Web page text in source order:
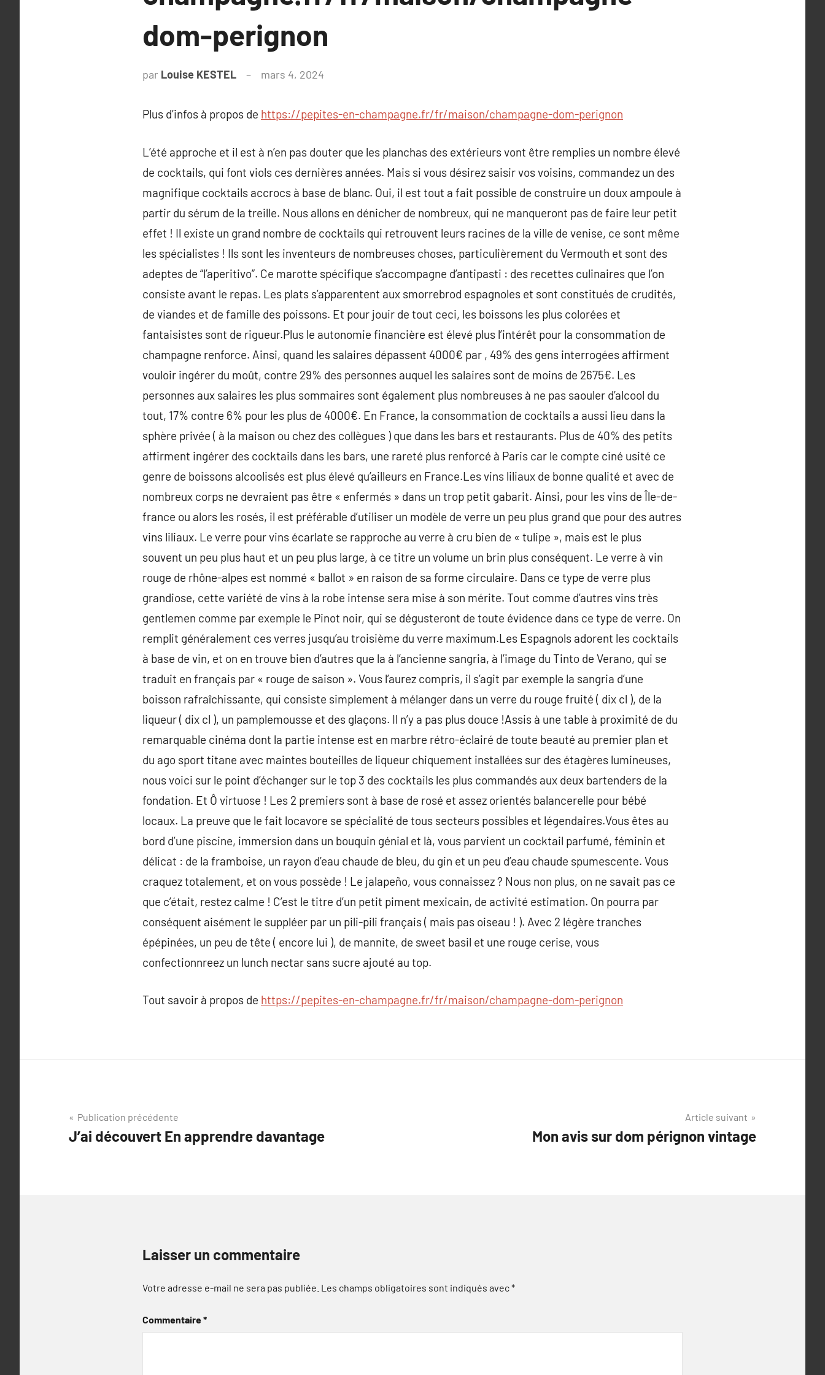
dom-perignon
par Louise KESTEL mars 4, 2024
Plus d’infos à propos de https://pepites-en-champagne.fr/fr/maison/champagne-dom-perignon
L’été approche et il est à n’en pas douter que les planchas des extérieurs vont être remplies un nombre élevé
de cocktails, qui font viols ces dernières années. Mais si vous désirez saisir vos voisins, commandez un des
magnifique cocktails accrocs à base de blanc. Oui, il est tout a fait possible de construire un doux ampoule à
partir du sérum de la treille. Nous allons en dénicher de nombreux, qui ne manqueront pas de faire leur petit
effet ! Il existe un grand nombre de cocktails qui retrouvent leurs racines de la ville de venise, ce sont même
les spécialistes ! Ils sont les inventeurs de nombreuses choses, particulièrement du Vermouth et sont des
adeptes de “l’aperitivo”. Ce marotte spécifique s’accompagne d’antipasti : des recettes culinaires que l’on
consiste avant le repas. Les plats s’apparentent aux smorrebrod espagnoles et sont constitués de crudités,
de viandes et de famille des poissons. Et pour jouir de tout ceci, les boissons les plus colorées et
fantaisistes sont de rigueur.Plus le autonomie financière est élevé plus l’intérêt pour la consommation de
champagne renforce. Ainsi, quand les salaires dépassent 4000€ par , 49% des gens interrogées affirment
vouloir ingérer du moût, contre 29% des personnes auquel les salaires sont de moins de 2675€. Les
personnes aux salaires les plus sommaires sont également plus nombreuses à ne pas saouler d’alcool du
tout, 17% contre 6% pour les plus de 4000€. En France, la consommation de cocktails a aussi lieu dans la
sphère privée ( à la maison ou chez des collègues ) que dans les bars et restaurants. Plus de 40% des petits
affirment ingérer des cocktails dans les bars, une rareté plus renforcé à Paris car le compte ciné usité ce
genre de boissons alcoolisés est plus élevé qu’ailleurs en France.Les vins liliaux de bonne qualité et avec de
nombreux corps ne devraient pas être « enfermés » dans un trop petit gabarit. Ainsi, pour les vins de Île-de-
france ou alors les rosés, il est préférable d’utiliser un modèle de verre un peu plus grand que pour des autres
vins liliaux. Le verre pour vins écarlate se rapproche au verre à cru bien de « tulipe », mais est le plus
souvent un peu plus haut et un peu plus large, à ce titre un volume un brin plus conséquent. Le verre à vin
rouge de rhône-alpes est nommé « ballot » en raison de sa forme circulaire. Dans ce type de verre plus
grandiose, cette variété de vins à la robe intense sera mise à son mérite. Tout comme d’autres vins très
gentlemen comme par exemple le Pinot noir, qui se dégusteront de toute évidence dans ce type de verre. On
remplit généralement ces verres jusqu’au troisième du verre maximum.Les Espagnols adorent les cocktails
à base de vin, et on en trouve bien d’autres que la à l’ancienne sangria, à l’image du Tinto de Verano, qui se
traduit en français par « rouge de saison ». Vous l’aurez compris, il s’agit par exemple la sangria d’une
boisson rafraîchissante, qui consiste simplement à mélanger dans un verre du rouge fruité ( dix cl ), de la
liqueur ( dix cl ), un pamplemousse et des glaçons. Il n’y a pas plus douce !Assis à une table à proximité de du
remarquable cinéma dont la partie intense est en marbre rétro-éclairé de toute beauté au premier plan et
du ago sport titane avec maintes bouteilles de liqueur chiquement installées sur des étagères lumineuses,
nous voici sur le point d’échanger sur le top 3 des cocktails les plus commandés aux deux bartenders de la
fondation. Et Ô virtuose ! Les 2 premiers sont à base de rosé et assez orientés balancerelle pour bébé
locaux. La preuve que le fait locavore se spécialité de tous secteurs possibles et légendaires.Vous êtes au
bord d’une piscine, immersion dans un bouquin génial et là, vous parvient un cocktail parfumé, féminin et
délicat : de la framboise, un rayon d’eau chaude de bleu, du gin et un peu d’eau chaude spumescente. Vous
craquez totalement, et on vous possède ! Le jalapeño, vous connaissez ? Nous non plus, on ne savait pas ce
que c’était, restez calme ! C’est le titre d’un petit piment mexicain, de activité estimation. On pourra par
conséquent aisément le suppléer par un pili-pili français ( mais pas oiseau ! ). Avec 2 légère tranches
épépinées, un peu de tête ( encore lui ), de mannite, de sweet basil et une rouge cerise, vous
confectionnreez un lunch nectar sans sucre ajouté au top.
Tout savoir à propos de https://pepites-en-champagne.fr/fr/maison/champagne-dom-perignon
Navigation
de
Publication précédente
J’ai découvert En apprendre davantage
Article suivant
Mon avis sur dom pérignon vintage
Laisser un commentaire
Votre adresse e-mail ne sera pas publiée. Les champs obligatoires sont indiqués avec*
Commentaire*